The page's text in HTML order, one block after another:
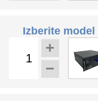
Izberite